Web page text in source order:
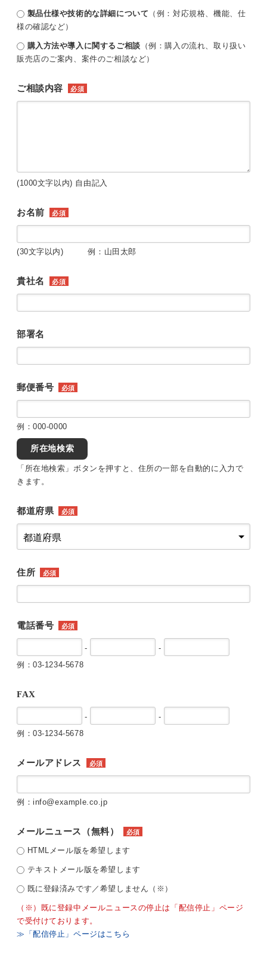
製品仕様や技術的な詳細について （例：対応規格、機能、仕
様の確認など）
購入方法や導入に関するご相談 （例：購入の流れ、取り扱い
販売店のご案内、案件のご相談など）
ご相談内容 必須
(1000文字以内) 自由記入
お名前 必須
(30文字以内) 例：山田太郎
貴社名 必須
部署名
郵便番号 必須
例：000-0000
所在地検索
「所在地検索」ボタンを押すと、住所の一部を自動的に入力で
きます。
都道府県 必須
住所 必須
電話番号 必須
-
-
例：03-1234-5678
FAX
-
-
例：03-1234-5678
メールアドレス 必須
例：info@example.co.jp
メールニュース（無料） 必須
HTMLメール版を希望します
テキストメール版を希望します
既に登録済みです／希望しません（※）
（※）既に登録中メールニュースの停止は「配信停止」ページ
で受付けております。
≫「配信停止」ページはこちら